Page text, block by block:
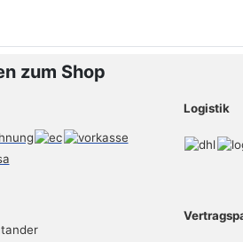
zum Shop
Logistik